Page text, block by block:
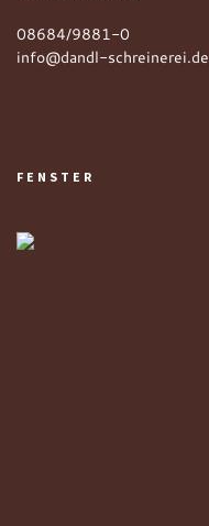
08684/9881-0
info@dandl-schreinerei.de
FENSTER